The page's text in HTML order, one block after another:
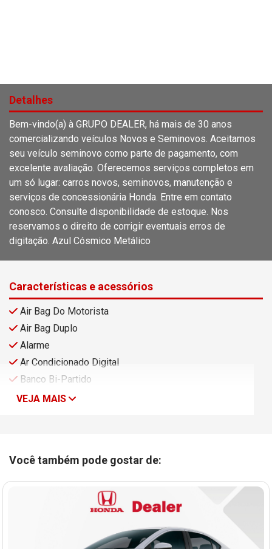
Detalhes
Bem-vindo(a) à GRUPO DEALER, há mais de 30 anos
comercializando veículos Novos e Seminovos. Aceitamos
seu veículo seminovo como parte de pagamento, com
excelente avaliação. Oferecemos serviços completos em
um só lugar: carros novos, seminovos, manutenção e
serviços de concessionária Honda. Entre em contato
conosco. Consulte disponibilidade de estoque. Nos
reservamos o direito de corrigir eventuais erros de
digitação. Azul Cósmico Metálico
Características e acessórios
Air Bag Do Motorista
Air Bag Duplo
Alarme
Ar Condicionado Digital
Banco Bi-Partido
VEJA MAIS
Você também pode gostar de: